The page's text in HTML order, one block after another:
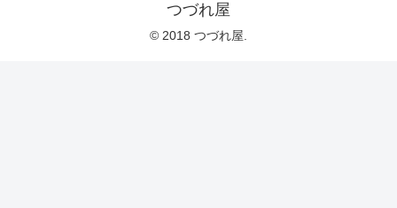
つづれ屋
© 2018 つづれ屋.